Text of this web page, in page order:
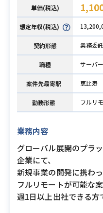
単価(税込)
想定年収(税込)
契約形態 業務委
職種 サーバ
案件先最寄駅 恵比寿
勤務形態 フルリ
業務内容
グローバル展開のプラ
企業にて、
新規事業の開発に携わっ
フルリモートが可能な案
週1日以上出社できる方